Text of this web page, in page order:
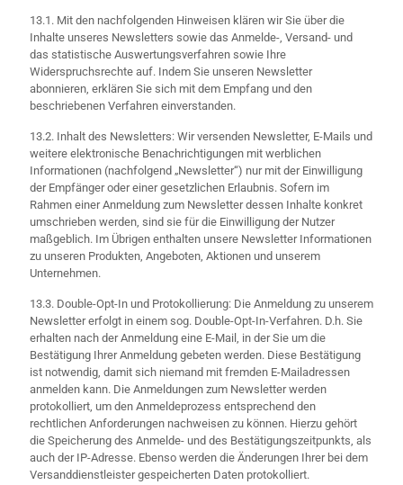
13.1. Mit den nachfolgenden Hinweisen klären wir Sie über die
Inhalte unseres Newsletters sowie das Anmelde-, Versand- und
das statistische Auswertungsverfahren sowie Ihre
Widerspruchsrechte auf. Indem Sie unseren Newsletter
abonnieren, erklären Sie sich mit dem Empfang und den
beschriebenen Verfahren einverstanden.
13.2. Inhalt des Newsletters: Wir versenden Newsletter, E-Mails und
weitere elektronische Benachrichtigungen mit werblichen
Informationen (nachfolgend „Newsletter“) nur mit der Einwilligung
der Empfänger oder einer gesetzlichen Erlaubnis. Sofern im
Rahmen einer Anmeldung zum Newsletter dessen Inhalte konkret
umschrieben werden, sind sie für die Einwilligung der Nutzer
maßgeblich. Im Übrigen enthalten unsere Newsletter Informationen
zu unseren Produkten, Angeboten, Aktionen und unserem
Unternehmen.
13.3. Double-Opt-In und Protokollierung: Die Anmeldung zu unserem
Newsletter erfolgt in einem sog. Double-Opt-In-Verfahren. D.h. Sie
erhalten nach der Anmeldung eine E-Mail, in der Sie um die
Bestätigung Ihrer Anmeldung gebeten werden. Diese Bestätigung
ist notwendig, damit sich niemand mit fremden E-Mailadressen
anmelden kann. Die Anmeldungen zum Newsletter werden
protokolliert, um den Anmeldeprozess entsprechend den
rechtlichen Anforderungen nachweisen zu können. Hierzu gehört
die Speicherung des Anmelde- und des Bestätigungszeitpunkts, als
auch der IP-Adresse. Ebenso werden die Änderungen Ihrer bei dem
Versanddienstleister gespeicherten Daten protokolliert.